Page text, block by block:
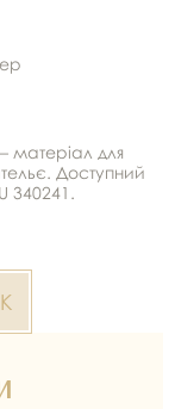
матеріал для
Доступний
340241.